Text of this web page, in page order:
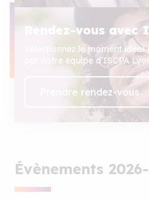
Rendez-vous avec
Sélectionnez le moment
par notre équipe d’ISCPA
Prendre rendez-vous
Évènements